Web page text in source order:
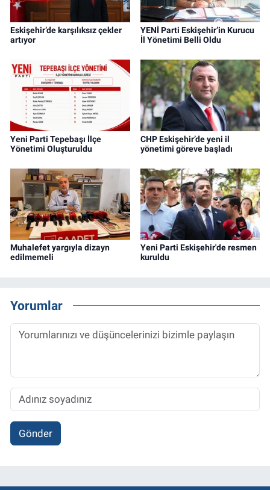
Eskişehir’de karşılıksız çekler
artıyor
YENİ Parti Eskişehir’in Kurucu
İl Yönetimi Belli Oldu
Yeni Parti Tepebaşı İlçe
Yönetimi Oluşturuldu
CHP Eskişehir’de yeni il
yönetimi göreve başladı
Muhalefet yargıyla dizayn
edilmemeli
Yeni Parti Eskişehir'de resmen
kuruldu
Yorumlar
Gönder